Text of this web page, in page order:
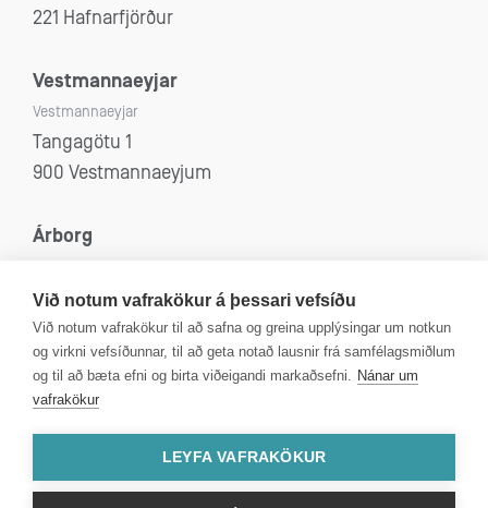
221 Hafnarfjörður
Vestmannaeyjar
Vestmannaeyjar
Tangagötu 1
900 Vestmannaeyjum
Árborg
Eyravegi 53
800 Selfoss
Við notum vafrakökur á þessari vefsíðu
Við notum vafrakökur til að safna og greina upplýsingar um notkun
og virkni vefsíðunnar, til að geta notað lausnir frá samfélagsmiðlum
og til að bæta efni og birta viðeigandi markaðsefni. Nánar um
vafrakökur
LEYFA VAFRAKÖKUR